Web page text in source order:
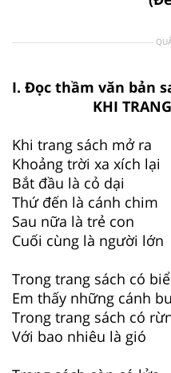
I. Đọc thầm văn bản
KHI
Khi trang sách mở ra
Khoảng trời xa xích lại
Bắt đầu là cỏ dại
Thứ đến là cánh chim
Sau nữa là trẻ con
Cuối cùng là người lớn
Trong trang sách có
Em thấy những cánh
Trong trang sách có
Với bao nhiêu là gió